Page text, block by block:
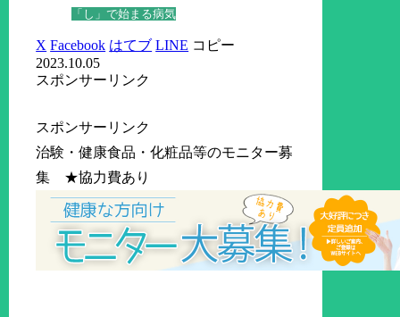
「し」で始まる病気
X Facebook はてブ LINE コピー
2023.10.05
スポンサーリンク
スポンサーリンク
治験・健康食品・化粧品等のモニター募
集 ★協力費あり